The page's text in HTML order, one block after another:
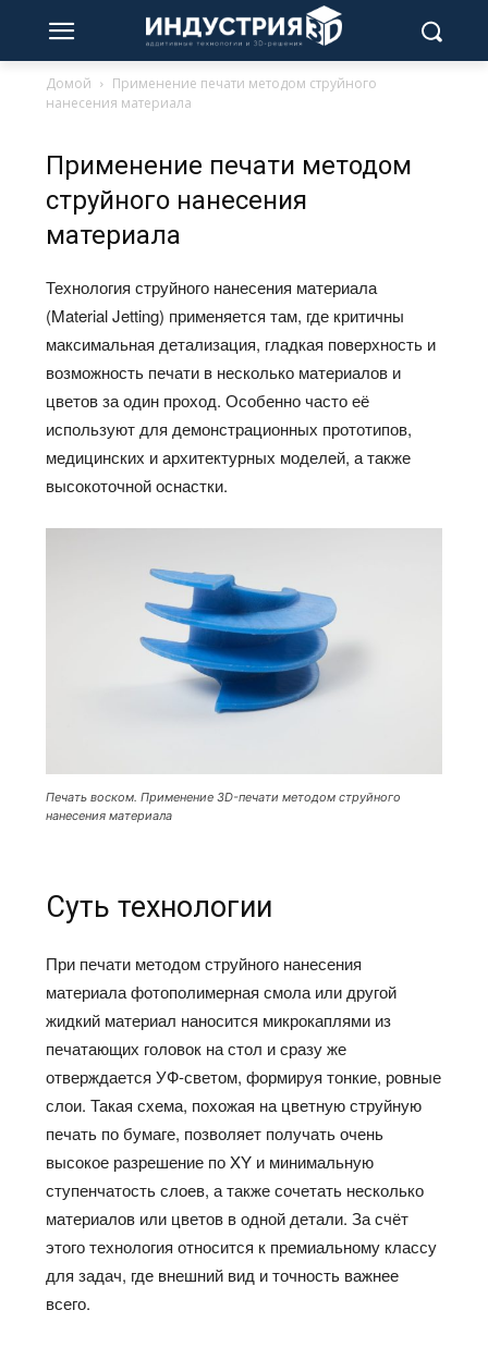
Домой
Применение печати методом струйного
нанесения материала
Применение печати методом
струйного нанесения
материала
Технология струйного нанесения материала
(Material Jetting) применяется там, где критичны
максимальная детализация, гладкая поверхность и
возможность печати в несколько материалов и
цветов за один проход. Особенно часто её
используют для демонстрационных прототипов,
медицинских и архитектурных моделей, а также
высокоточной оснастки.​
Печать воском. Применение 3D-печати методом струйного
нанесения материала
Суть технологии
При печати методом струйного нанесения
материала фотополимерная смола или другой
жидкий материал наносится микрокаплями из
печатающих головок на стол и сразу же
отверждается УФ‑светом, формируя тонкие, ровные
слои. Такая схема, похожая на цветную струйную
печать по бумаге, позволяет получать очень
высокое разрешение по XY и минимальную
ступенчатость слоев, а также сочетать несколько
материалов или цветов в одной детали. За счёт
этого технология относится к премиальному классу
для задач, где внешний вид и точность важнее
всего.​